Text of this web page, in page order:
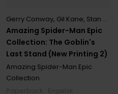
Amazing Spider-Man Epic
Collection: The Goblin's
Last Stand (New Printing 2)
Gerry Conway, Gil Kane, Stan Lee
Amazing Spider-Man Epic
Collection